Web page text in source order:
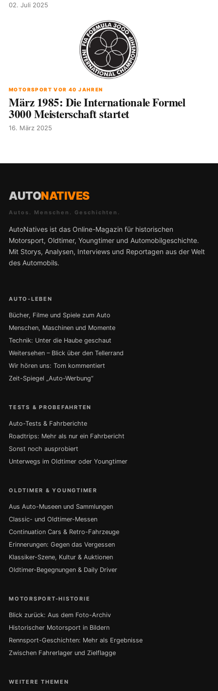
02. Juli 2025
MOTORSPORT VOR 40 JAHREN
März 1985: Die Internationale Formel
3000 Meisterschaft startet
16. März 2025
AUTONATIVES
Autos. Menschen. Geschichten.
AutoNatives ist das Online-Magazin für historischen
Motorsport, Oldtimer, Youngtimer und Automobilgeschichte.
Mit Storys, Analysen, Interviews und Reportagen aus der Welt
des Automobils.
AUTO-LEBEN
Bücher, Filme und Spiele zum Auto
Menschen, Maschinen und Momente
Technik: Unter die Haube geschaut
Weitersehen – Blick über den Tellerrand
Wir hören uns: Tom kommentiert
Zeit-Spiegel „Auto-Werbung“
TESTS & PROBEFAHRTEN
Auto-Tests & Fahrberichte
Roadtrips: Mehr als nur ein Fahrbericht
Sonst noch ausprobiert
Unterwegs im Oldtimer oder Youngtimer
OLDTIMER & YOUNGTIMER
Aus Auto-Museen und Sammlungen
Classic- und Oldtimer-Messen
Continuation Cars & Retro-Fahrzeuge
Erinnerungen: Gegen das Vergessen
Klassiker-Szene, Kultur & Auktionen
Oldtimer-Begegnungen & Daily Driver
MOTORSPORT-HISTORIE
Blick zurück: Aus dem Foto-Archiv
Historischer Motorsport in Bildern
Rennsport-Geschichten: Mehr als Ergebnisse
Zwischen Fahrerlager und Zielflagge
WEITERE THEMEN